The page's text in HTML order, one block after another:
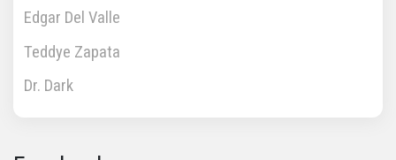
Edgar Del Valle
Teddye Zapata
Dr. Dark